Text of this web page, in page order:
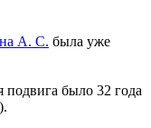
А. С. была уже
было 32 года